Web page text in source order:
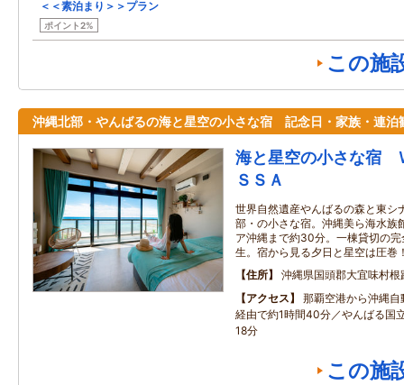
＜＜素泊まり＞＞プラン
ポイント2%
この施
沖縄北部・やんばるの海と星空の小さな宿 記念日・家族・連泊
海と星空の小さな宿
ＳＳＡ
世界自然遺産やんばるの森と東シ
部・の小さな宿。沖縄美ら海水族
ア沖縄まで約30分。一棟貸切の
生。宿から見る夕日と星空は圧巻
住所
沖縄県国頭郡大宜味村根
アクセス
那覇空港から沖縄
経由で約1時間40分／やんばる国
18分
この施